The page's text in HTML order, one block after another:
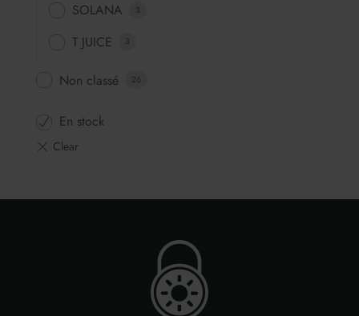
SOLANA 3
T JUICE 3
Non classé 26
En stock